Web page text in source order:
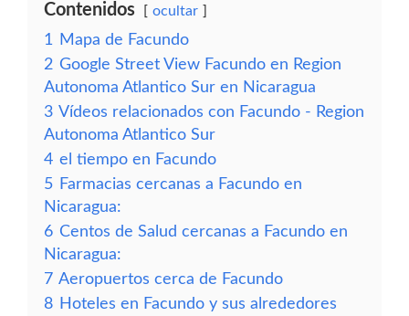
Contenidos ocultar
1
Mapa de Facundo
2 Google Street View Facundo en Region
Autonoma Atlantico Sur en Nicaragua
3 Vídeos relacionados con Facundo - Region
Autonoma Atlantico Sur
4 el tiempo en Facundo
5 Farmacias cercanas a Facundo en
Nicaragua:
6 Centos de Salud cercanas a Facundo en
Nicaragua:
7 Aeropuertos cerca de Facundo
8 Hoteles en Facundo y sus alrededores